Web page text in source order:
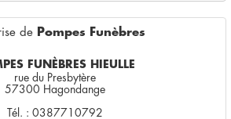
de Pompes Funèbres
FUNÈBRES HIEULLE
rue du Presbytère
57300 Hagondange
Tél. : 0387710792